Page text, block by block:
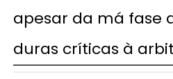
apesar da má fase
duras críticas à